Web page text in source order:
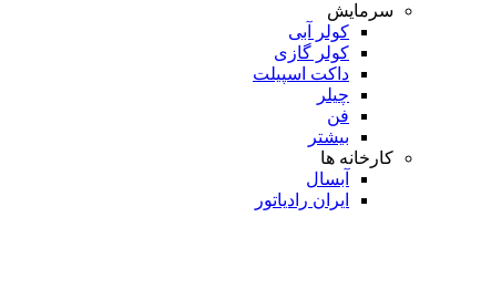
سرمایش
کولر آبی
کولر گازی
داکت اسپیلت
چیلر
فن
بیشتر
کارخانه ها
آبسال
ایران رادیاتور